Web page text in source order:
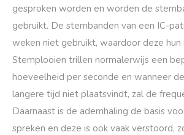
gesproken worden en worden de
gebruikt. De stembanden van een IC-
weken niet gebruikt, waardoor deze hun
Stemplooien trillen normalerwijs een
hoeveelheid per seconde en wanneer
langere tijd niet plaatsvindt, zal de
Daarnaast is de ademhaling de basis
spreken en deze is ook vaak verstoord,